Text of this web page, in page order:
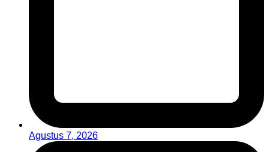
Agustus 7, 2026